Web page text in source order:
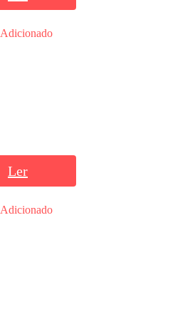
Adicionado
Ler
Adicionado